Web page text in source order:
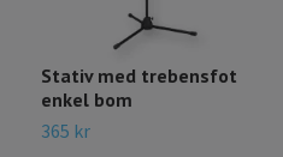
Stativ med trebensfot
enkel bom
365 kr